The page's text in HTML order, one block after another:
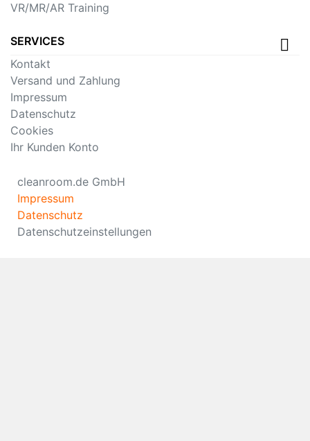
VR/MR/AR Training
SERVICES
Kontakt
Versand und Zahlung
Impressum
Datenschutz
Cookies
Ihr Kunden Konto
cleanroom.de GmbH
Impressum
Datenschutz
Datenschutzeinstellungen